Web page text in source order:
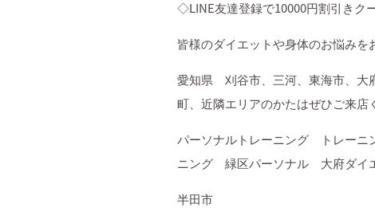
◇LINE友達登録で10000円割引きク
皆様のダイエットや身体のお悩みを
愛知県 刈谷市、三河、東海市、大
町、近隣エリアのかたはぜひご来店
パーソナルトレーニング トレー
ニング 緑区パーソナル 大府ダイ
半田市